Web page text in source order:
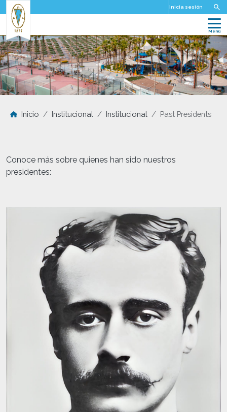
Pasar al contenido principal Inicia sesión
Inicio Institucional Institucional Past Presidents
Conoce más sobre quienes han sido nuestros
presidentes: